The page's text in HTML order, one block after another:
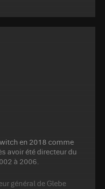
en 2018 comme
avoir été directeur du
à 2006.
général de Glebe